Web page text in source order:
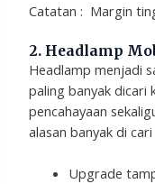
Catatan : Margin
2. Headlamp
Headlamp menjadi
paling banyak dicari
pencahayaan
alasan banyak di cari
Upgrade